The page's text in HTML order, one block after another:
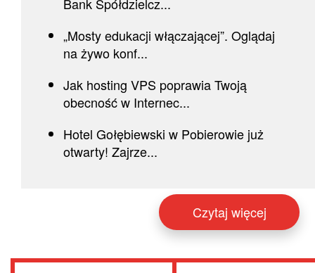
„Mosty edukacji włączającej”. Oglądaj
na żywo konf...
Jak hosting VPS poprawia Twoją
obecność w Internec...
Hotel Gołębiewski w Pobierowie już
otwarty! Zajrze...
Czytaj więcej